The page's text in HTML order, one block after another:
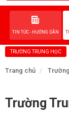
TIN TỨC - HƯỚNG DẪN
TRƯỜNG TRUNG HỌC
Trang chủ
Trường
DỊCH VỤ
VỀ NAM PHONG